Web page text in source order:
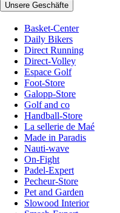
Unsere Geschäfte
Basket-Center
Daily Bikers
Direct Running
Direct-Volley
Espace Golf
Foot-Store
Galopp-Store
Golf and co
Handball-Store
La sellerie de Maé
Made in Paradis
Nauti-wave
On-Fight
Padel-Expert
Pecheur-Store
Pet and Garden
Slowood Interior